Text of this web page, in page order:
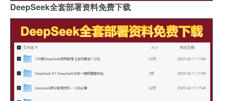
DeepSeek全套部署资料免费下载